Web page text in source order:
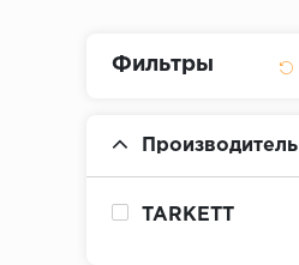
Фильтры
Производитель
TARKETT